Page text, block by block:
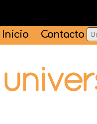
Inicio Contacto